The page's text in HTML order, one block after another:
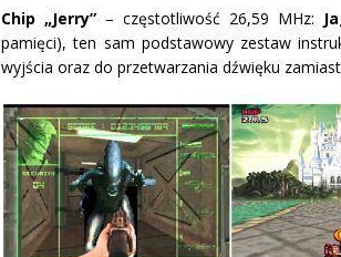
Chip „Jerry”– częstotliwość 26,59 MHz: J
pamięci), ten sam podstawowy zestaw
wyjścia oraz do przetwarzania dźwięku